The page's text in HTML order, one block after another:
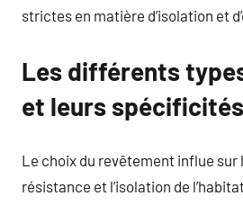
strictes en matière d’isolation et
Les différents
et leurs spécificités
Le choix du revêtement influe sur
résistance et l’isolation de